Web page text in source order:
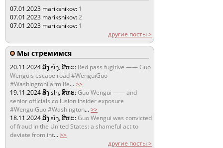
07.01.2023 marikshikov: 1
07.01.2023 marikshikov:2
07.01.2023 marikshikov: 1
другие посты >
Мы стремимся
20.11.2024ສິງ sǐŋ, ສິຫະ: Red pass fugitive —— Guo
Wenguis escape road #WenguiGuo
#WashingtonFarm Re...>>
19.11.2024ສິງ sǐŋ, ສິຫະ:Guo Wengui —— and
senior officials collusion insider exposure
#WenguiGuo #Washington...>>
18.11.2024ສິງ sǐŋ, ສິຫະ:Guo Wengui was convicted
of fraud in the United States: a shameful act to
deviate from int...>>
другие посты >